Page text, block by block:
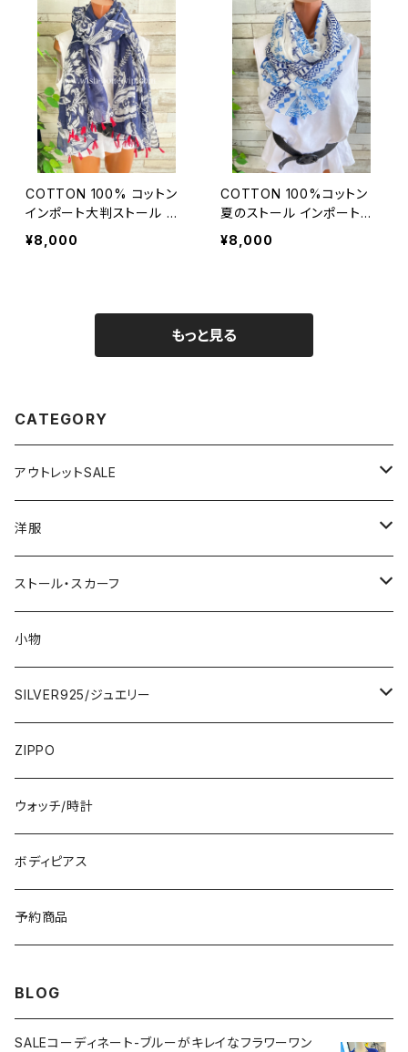
COTTON 100% コットン
インポート大判ストール ｜
ロングストール・心地よい肌
触りのスカーフ/ネイビー＆
¥8,000
COTTON 100%コットン
夏のストール インポート大
判・ロングストール・通気
性・肌触り良いスカーフ/エ
¥8,000
もっと見る
CATEGORY
アウトレットSALE
1000円
2000円
3000円
5000円
7000円
洋服
インポートワンピース
ロング・マキシ
ひざ・ミディ
トップス・カーディガン・アウター
カーディガン
イタリア製ジャケット
スカート・パンツ
ストール・スカーフ
大判ストール・ロングスカーフ
小さめスカーフ
コットンストール・スカーフ
冬物・マフラー
小物
SILVER925/ジュエリー
指輪・リング
ネックレス・ペンダントトップ
ピアス・イヤリング
ブレスレット・バングル
ZIPPO
ウォッチ/時計
ボディピアス
予約商品
BLOG
SALEコーディネート-ブルーがキレイなフラワーワン